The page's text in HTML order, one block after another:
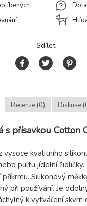
Sdílet
Recenze (0) Diskuse
s přísavkou Cotton
vysoce kvalitního
pultu jídelní
příkrmu. Silikonový
při používání. Je
k vytváření skvrn